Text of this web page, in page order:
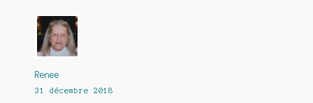
Renee
31 décembre 2018